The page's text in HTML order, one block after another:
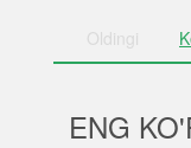
Oldingi
ENG